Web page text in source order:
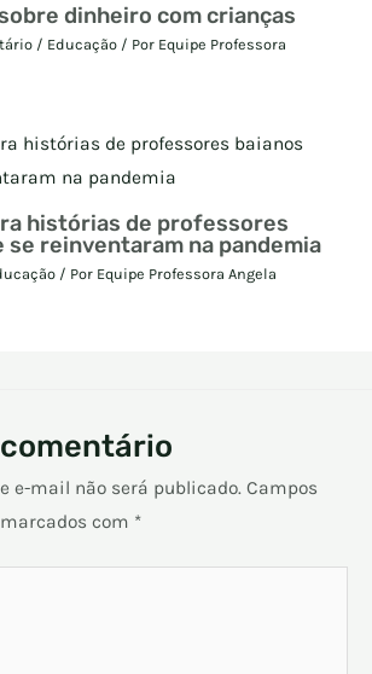
dinheiro com crianças
/ Educação/ Por Equipe Professora
histórias de professores
se reinventaram na pandemia
/ Por Equipe Professora Angela
e-mail não será publicado. Campos
com *